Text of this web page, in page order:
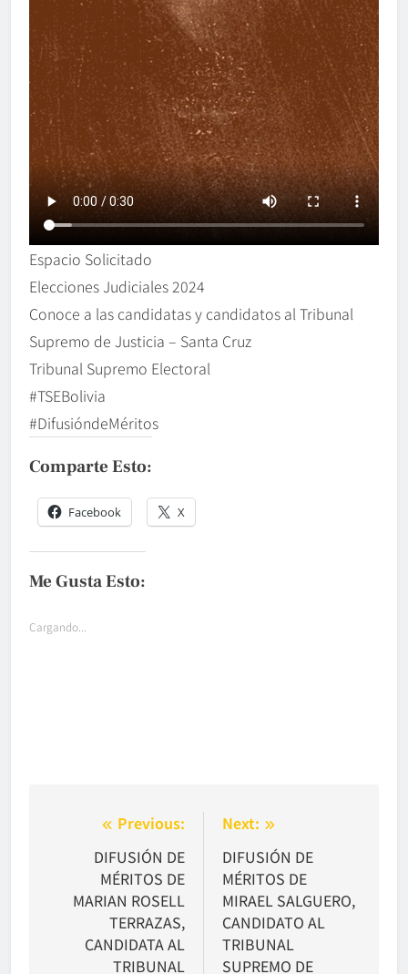
Espacio Solicitado
Elecciones Judiciales 2024
Conoce a las candidatas y candidatos al Tribunal
Supremo de Justicia – Santa Cruz
Tribunal Supremo Electoral
#TSEBolivia
#DifusióndeMéritos
Comparte Esto:
Facebook X
Me Gusta Esto:
Cargando...
Navegación
entradas
Previous:
DIFUSIÓN DE
MÉRITOS DE
MARIAN ROSELL
TERRAZAS,
CANDIDATA AL
TRIBUNAL
Next:
DIFUSIÓN DE
MÉRITOS DE
MIRAEL SALGUERO,
CANDIDATO AL
TRIBUNAL
SUPREMO DE